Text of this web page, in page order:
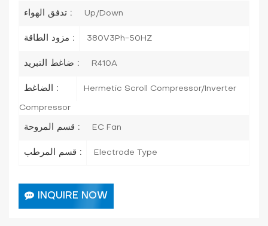
تدفق الهواء : Up/Down
مزود الطاقة : 380V3Ph-50HZ
ضاغط التبريد : R410A
الضاغط : Hermetic Scroll Compressor/Inverter
Compressor
قسم المروحة : EC Fan
قسم المرطب : Electrode Type
INQUIRE NOW